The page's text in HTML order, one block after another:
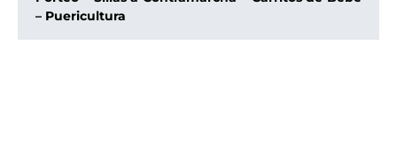
– Puericultura